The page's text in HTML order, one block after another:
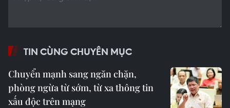
TIN CÙNG CHUYÊN MỤC
Chuyển mạnh sang ngăn chặn,
phòng ngừa từ sớm, từ xa thông tin
xấu độc trên mạng